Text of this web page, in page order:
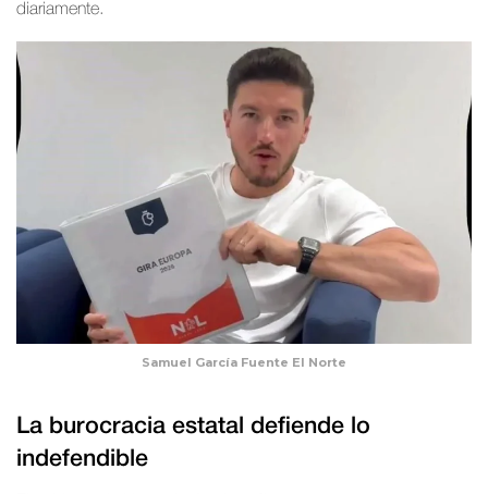
diariamente.
Samuel García Fuente El Norte
La burocracia estatal defiende lo
indefendible